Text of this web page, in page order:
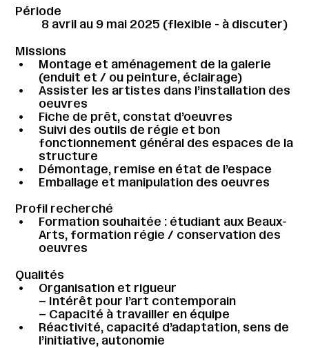
Période
8 avril au 9 mai 2025 (flexible - à discuter)
Missions
Montage et aménagement de la galerie
(enduit et / ou peinture, éclairage)
Assister les artistes dans l’installation des
oeuvres
Fiche de prêt, constat d’oeuvres
Suivi des outils de régie et bon
fonctionnement général des espaces de la
structure
Démontage, remise en état de l’espace
Emballage et manipulation des oeuvres
Profil recherché
Formation souhaitée : étudiant aux Beaux-
Arts, formation régie / conservation des
oeuvres
Qualités
Organisation et rigueur
– Intérêt pour l’art contemporain
– Capacité à travailler en équipe
Réactivité, capacité d’adaptation, sens de
l’initiative, autonomie